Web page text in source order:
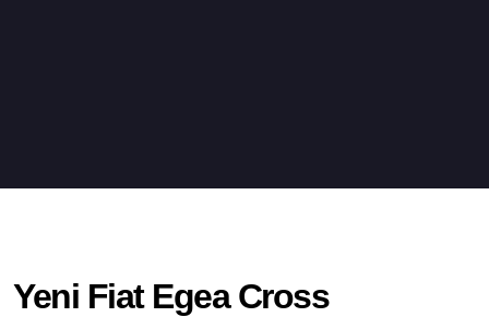
Yeni Fiat Egea Cross